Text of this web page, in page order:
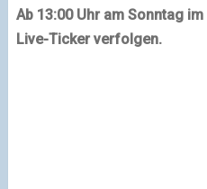
Ab 13:00 Uhr am Sonntag
Live-Ticker verfolgen.